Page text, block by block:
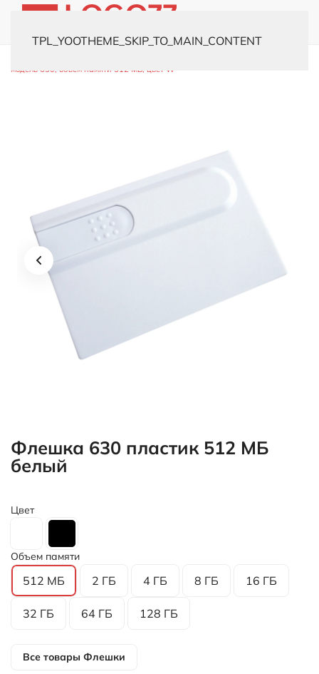
TPL_YOOTHEME_SKIP_TO_MAIN_CONTENT
модель 630, объем памяти 512 MB, цвет W
Флешка 630 пластик 512 МБ
белый
Цвет
Объем памяти
512 МБ 2 ГБ 4 ГБ 8 ГБ 16 ГБ
32 ГБ 64 ГБ 128 ГБ
Все товары Флешки